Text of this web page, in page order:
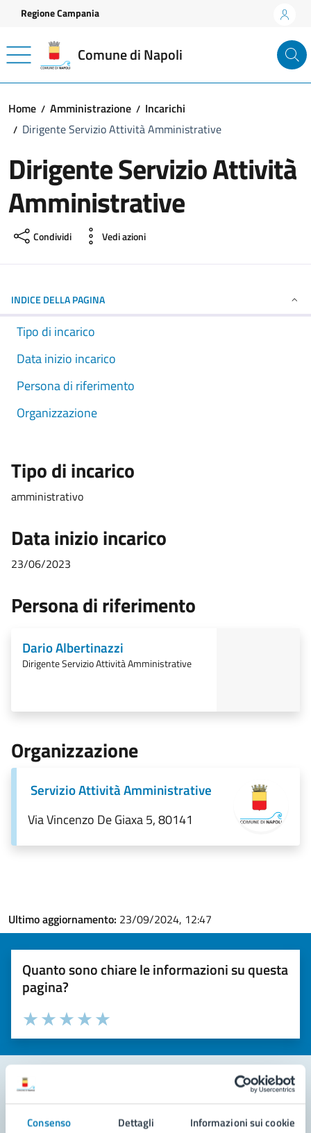
Consenso Dettagli Informazioni sui cookie
Vai ai contenuti
Vai al footer
Regione Campania
Comune di Napoli
Home Amministrazione
Incarichi
Dirigente Servizio Attività Amministrative
Dirigente Servizio Attività
Amministrative
Condividi Vedi azioni
INDICE DELLA PAGINA
Tipo di incarico
Data inizio incarico
Persona di riferimento
Organizzazione
Tipo di incarico
amministrativo
Data inizio incarico
23/06/2023
Persona di riferimento
Dario Albertinazzi
Dirigente Servizio Attività Amministrative
Organizzazione
Servizio Attività Amministrative
Via Vincenzo De Giaxa 5, 80141
Ultimo aggiornamento: 23/09/2024, 12:47
Quanto sono chiare le informazioni su questa
pagina?
Valuta la chiarezza delle informazioni (da 1 a 5 stelle)
Seleziona il numero di stelle per valutare la chiarezza delle
Valuta 5 stelle su 5
Valuta 4 stelle su 5
Valuta 3 stelle su 5
Valuta 2 stelle su 5
Valuta 1 stelle su 5
Contatta il comune